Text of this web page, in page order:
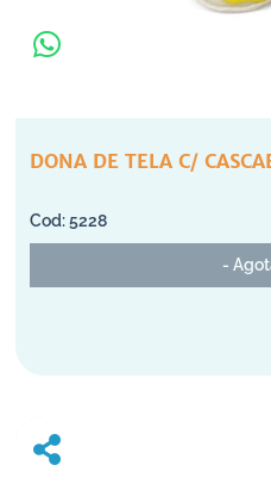
DONA DE TELA C/
5228
-